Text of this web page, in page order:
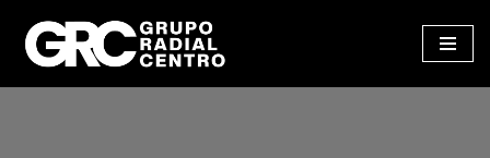
Saltar
al